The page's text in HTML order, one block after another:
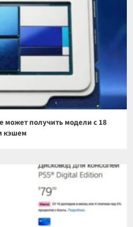
может получить модели с 18
кэшем